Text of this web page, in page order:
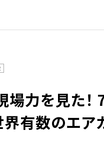
力を見た！
有数のエア